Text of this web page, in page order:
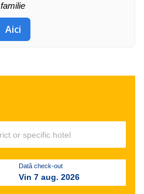
familie
Aici
Dată check-out
Vin 7 aug. 2026